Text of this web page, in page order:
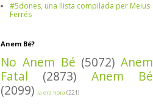
#5dones, una llista compilada per Meius
Ferrés
Anem Bé?
No Anem Bé (5072) Anem
Fatal
(2873)
Anem Bé
(2099) Ja era hora (221)